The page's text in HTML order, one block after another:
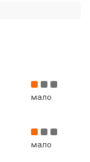
мало
мало